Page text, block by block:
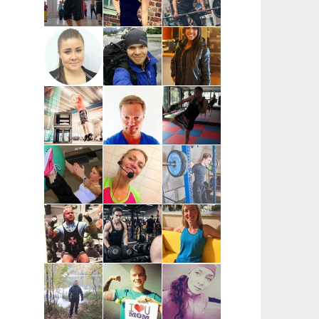
Pia Mäensivu
| Uusimaa
Niina
Nevalainen |
Uusimaa,
Hyvinkää
Voima-Katja |
Pääkaupunkiseutu,
Etävalmennus
Mari Reijonen
| Espoo,
Helsinki,
Vantaa
Jyri
Heiskanen |
Helsinki
Katarina
Tapaninmäki |
Uusimaa,
Kerava (kysy
myös muita)
Ilkka Häggman |
Pääkaupunkiseutu
Juha Simola |
Uusimaa
Esa Tirkkonen
| Helsinki,
Espoo,
Vantaa,
Kauniainen
Meri Saarinen
| Helsinki
(Arabia ja Itä-
ja Pohjois-
Helsinki)
Pia Lindén-Linna |
Pääkaupunkiseutu
Ville Siukkola
| Tampere,
Pirkkala,
Kangasala
Jani
Suopanki |
Rovaniemi,
Lappi
Joonas Hautamäki
| Vantaa,
pääkaupunkiseutu
Elina
Silverang |
Espoo,
Helsinki,
Kauniainen,